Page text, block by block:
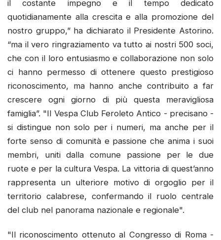
il costante impegno e il tempo dedicato
quotidianamente alla crescita e alla promozione del
nostro gruppo,” ha dichiarato il Presidente Astorino.
“ma il vero ringraziamento va tutto ai nostri 500 soci,
che con il loro entusiasmo e collaborazione non solo
ci hanno permesso di ottenere questo prestigioso
riconoscimento, ma hanno anche contribuito a far
crescere ogni giorno di più questa meravigliosa
famiglia”. "Il Vespa Club Feroleto Antico - precisano -
si distingue non solo per i numeri, ma anche per il
forte senso di comunità e passione che anima i suoi
membri, uniti dalla comune passione per le due
ruote e per la cultura Vespa. La vittoria di quest’anno
rappresenta un ulteriore motivo di orgoglio per il
territorio calabrese, confermando il ruolo centrale
del club nel panorama nazionale e regionale".
"Il riconoscimento ottenuto al Congresso di Roma -